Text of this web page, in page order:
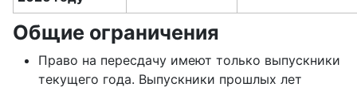
Общие ограничения
Право на пересдачу имеют только выпускники
текущего года. Выпускники прошлых лет